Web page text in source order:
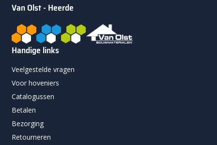
Van Olst - Heerde
Handige links
Veelgestelde vragen
Voor hoveniers
Catalogussen
Betalen
Bezorging
Retourneren